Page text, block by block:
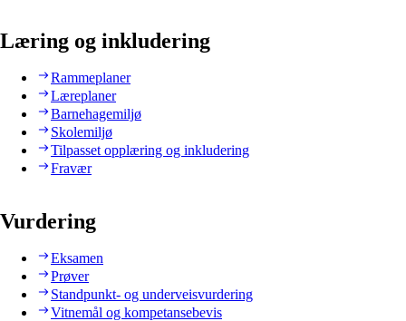
Læring og inkludering
Rammeplaner
Læreplaner
Barnehagemiljø
Skolemiljø
Tilpasset opplæring og inkludering
Fravær
Vurdering
Eksamen
Prøver
Standpunkt- og underveisvurdering
Vitnemål og kompetansebevis